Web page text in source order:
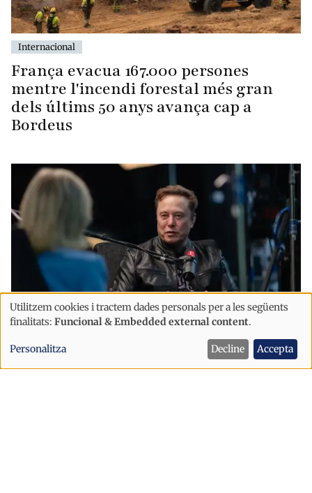
Internacional
França evacua 167.000 persones
mentre l'incendi forestal més gran
dels últims 50 anys avança cap a
Bordeus
"Crec que els mitjans sou molt més
Ús
de
dades
Utilitzem cookies i tractem dades personals per a les següents
finalitats: Funcional & Embedded external content.
Personalitza Decline Accepta